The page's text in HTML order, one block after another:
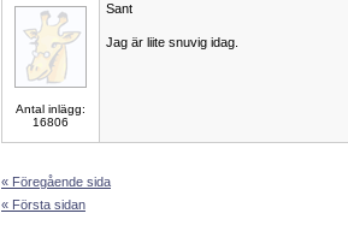
Antal inlägg:
16806
Sant
Jag är liite snuvig idag.
« Föregående sida
« Första sidan